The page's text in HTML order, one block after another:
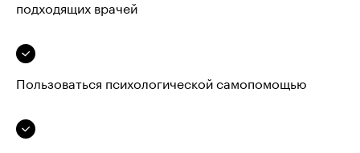
подходящих врачей
Пользоваться психологической самопомощью